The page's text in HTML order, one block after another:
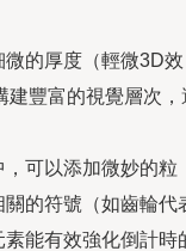
的厚度（輕微3D效
建豐富的視覺層次，
可以添加微妙的粒
的符號（如齒輪代
能有效強化倒計時